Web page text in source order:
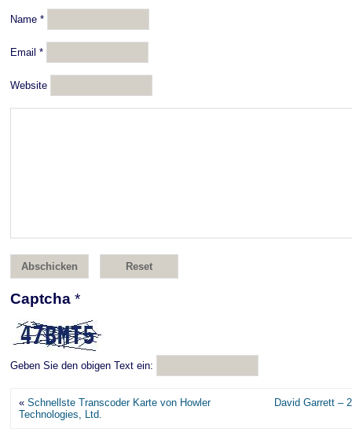
Name *
Email *
Website
Captcha *
Geben Sie den obigen Text ein:
« Schnellste Transcoder Karte von Howler
Technologies, Ltd.
David Garrett –